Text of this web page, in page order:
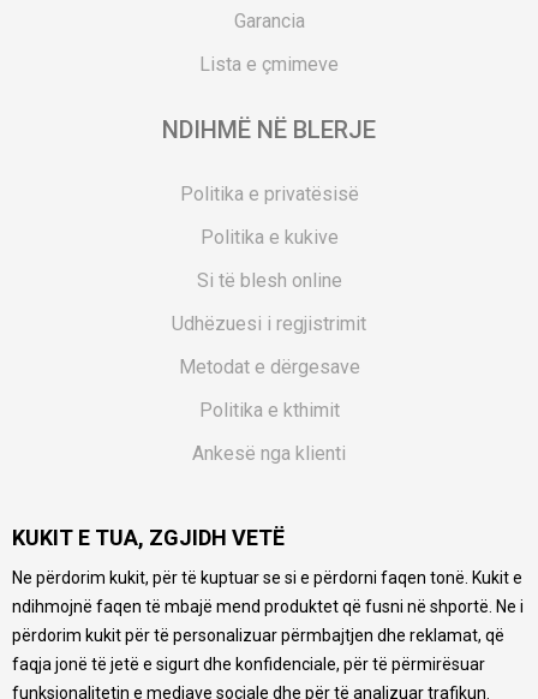
Garancia
Lista e çmimeve
NDIHMË NË BLERJE
Politika e privatësisë
Politika e kukive
Si të blesh online
Udhëzuesi i regjistrimit
Metodat e dërgesave
Politika e kthimit
Ankesë nga klienti
Pyetjet më të shpeshta
Ne bëjmë çmos që të ofrojmë një përshkrim sa më të saktë
të produkteve tona, ofrojmë edhe foto e çmimin, por nuk
mund të garantojmë që informacioni është i plotë e pa
gabime. Të gjitha produktet janë pjesë e portfolios sonë, por
kjo nuk do të thotë se janë në gjendje në çdo çast.
KUKIT E TUA, ZGJIDH VETË
Ne përdorim kukit, për të kuptuar se si e përdorni faqen tonë. Kukit e
ndihmojnë faqen të mbajë mend produktet që fusni në shportë. Ne i
përdorim kukit për të personalizuar përmbajtjen dhe reklamat, që
faqja jonë të jetë e sigurt dhe konfidenciale, për të përmirësuar
funksionalitetin e mediave sociale dhe për të analizuar trafikun.